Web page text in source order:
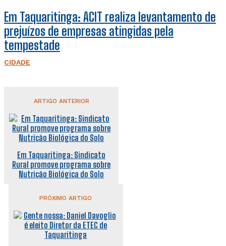
Em Taquaritinga: ACIT realiza levantamento de
prejuízos de empresas atingidas pela
tempestade
CIDADE
ARTIGO ANTERIOR
Em Taquaritinga: Sindicato
Rural promove programa sobre
Nutrição Biológica do Solo
PRÓXIMO ARTIGO